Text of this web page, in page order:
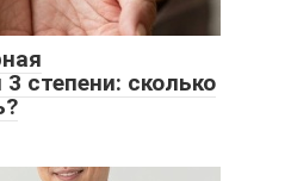
степени: сколько